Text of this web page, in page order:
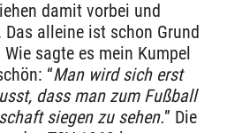
damit vorbei und
Das alleine ist schon Grund
sagte es mein Kumpel
“Man wird sich erst
dass man zum Fußball
siegen zu sehen.” Die